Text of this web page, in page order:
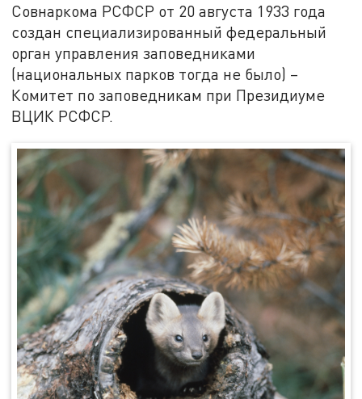
Совнаркома РСФСР от 20 августа 1933 года
создан специализированный федеральный
орган управления заповедниками
(национальных парков тогда не было) –
Комитет по заповедникам при Президиуме
ВЦИК РСФСР.